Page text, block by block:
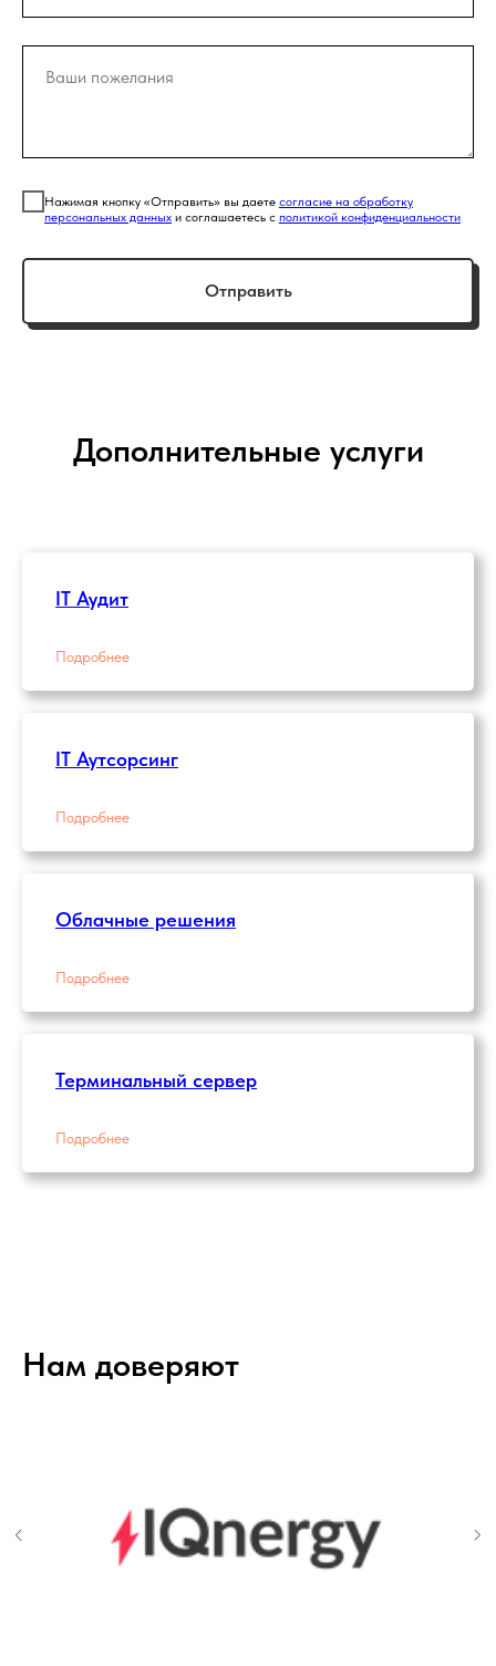
Нажимая кнопку «Отправить» вы даете согласие на обработку
персональных данных и соглашаетесь с политикой конфиденциальности
Отправить
Дополнительные услуги
IT Аудит
Подробнее
IT Аутсорсинг
Подробнее
Облачные решения
Подробнее
Терминальный сервер
Подробнее
Нам доверяют